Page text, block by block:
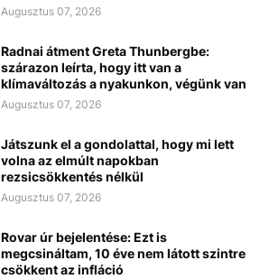
Augusztus 07, 2026
Radnai átment Greta Thunbergbe:
szárazon leírta, hogy itt van a
klímaváltozás a nyakunkon, végünk van
Augusztus 07, 2026
Játszunk el a gondolattal, hogy mi lett
volna az elmúlt napokban
rezsicsökkentés nélkül
Augusztus 07, 2026
Rovar úr bejelentése: Ezt is
megcsináltam, 10 éve nem látott szintre
csökkent az infláció